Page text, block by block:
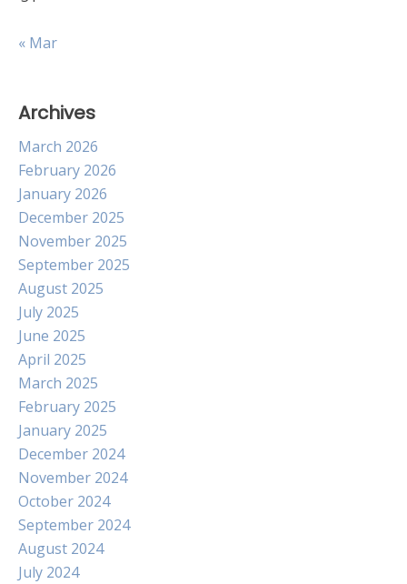
« Mar
Archives
March 2026
February 2026
January 2026
December 2025
November 2025
September 2025
August 2025
July 2025
June 2025
April 2025
March 2025
February 2025
January 2025
December 2024
November 2024
October 2024
September 2024
August 2024
July 2024